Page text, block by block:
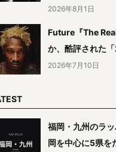
2026年8月1日
Future『The
か、酷評された「
2026年7月10日
福岡・九州のラ
岡を中心に5県を